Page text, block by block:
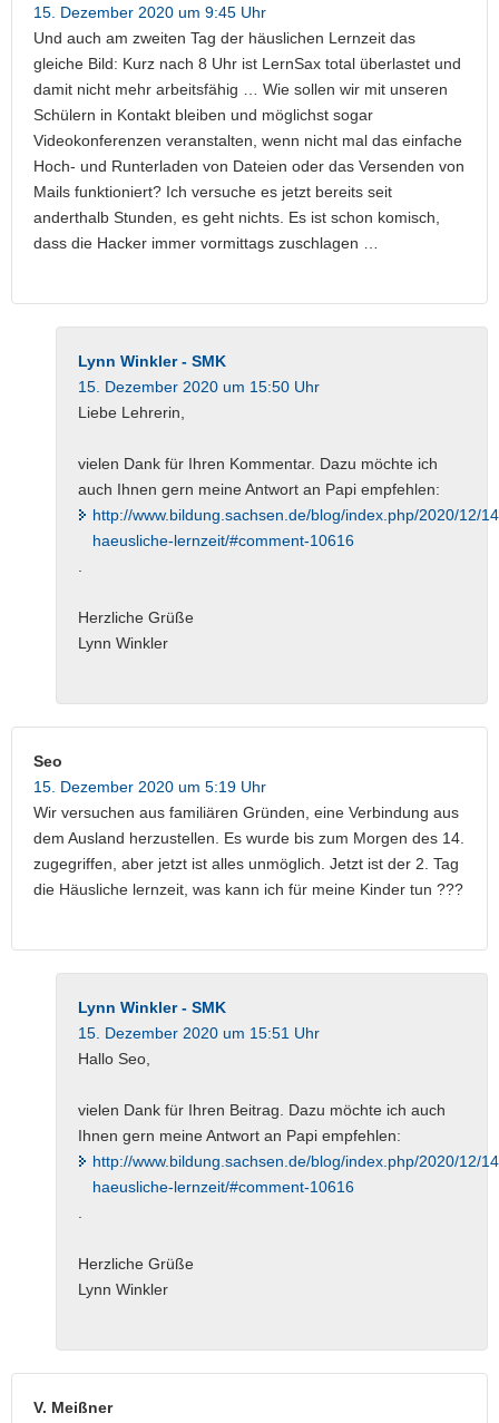
15. Dezember 2020 um 9:45 Uhr
Und auch am zweiten Tag der häuslichen Lernzeit das
gleiche Bild: Kurz nach 8 Uhr ist LernSax total überlastet und
damit nicht mehr arbeitsfähig … Wie sollen wir mit unseren
Schülern in Kontakt bleiben und möglichst sogar
Videokonferenzen veranstalten, wenn nicht mal das einfache
Hoch- und Runterladen von Dateien oder das Versenden von
Mails funktioniert? Ich versuche es jetzt bereits seit
anderthalb Stunden, es geht nichts. Es ist schon komisch,
dass die Hacker immer vormittags zuschlagen …
Lynn Winkler - SMK
15. Dezember 2020 um 15:50 Uhr
Liebe Lehrerin,
vielen Dank für Ihren Kommentar. Dazu möchte ich
auch Ihnen gern meine Antwort an Papi empfehlen:
http://www.bildung.sachsen.de/blog/index.php/2020/12/
haeusliche-lernzeit/#comment-10616
Herzliche Grüße
Lynn Winkler
Seo
15. Dezember 2020 um 5:19 Uhr
Wir versuchen aus familiären Gründen, eine Verbindung aus
dem Ausland herzustellen. Es wurde bis zum Morgen des 14.
zugegriffen, aber jetzt ist alles unmöglich. Jetzt ist der 2. Tag
die Häusliche lernzeit, was kann ich für meine Kinder tun ???
Lynn Winkler - SMK
15. Dezember 2020 um 15:51 Uhr
Hallo Seo,
vielen Dank für Ihren Beitrag. Dazu möchte ich auch
Ihnen gern meine Antwort an Papi empfehlen:
http://www.bildung.sachsen.de/blog/index.php/2020/12/
haeusliche-lernzeit/#comment-10616
Herzliche Grüße
Lynn Winkler
V. Meißner